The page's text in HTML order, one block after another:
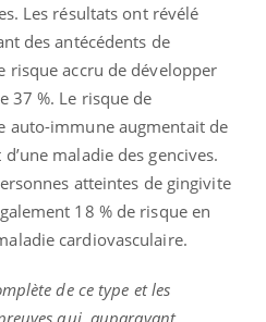
Les résultats ont révélé
des antécédents de
risque accru de développer
37 %. Le risque de
auto-immune augmentait de
maladie des gencives.
atteintes de gingivite
18 % de risque en
cardiovasculaire.
de ce type et les
qui, auparavant,